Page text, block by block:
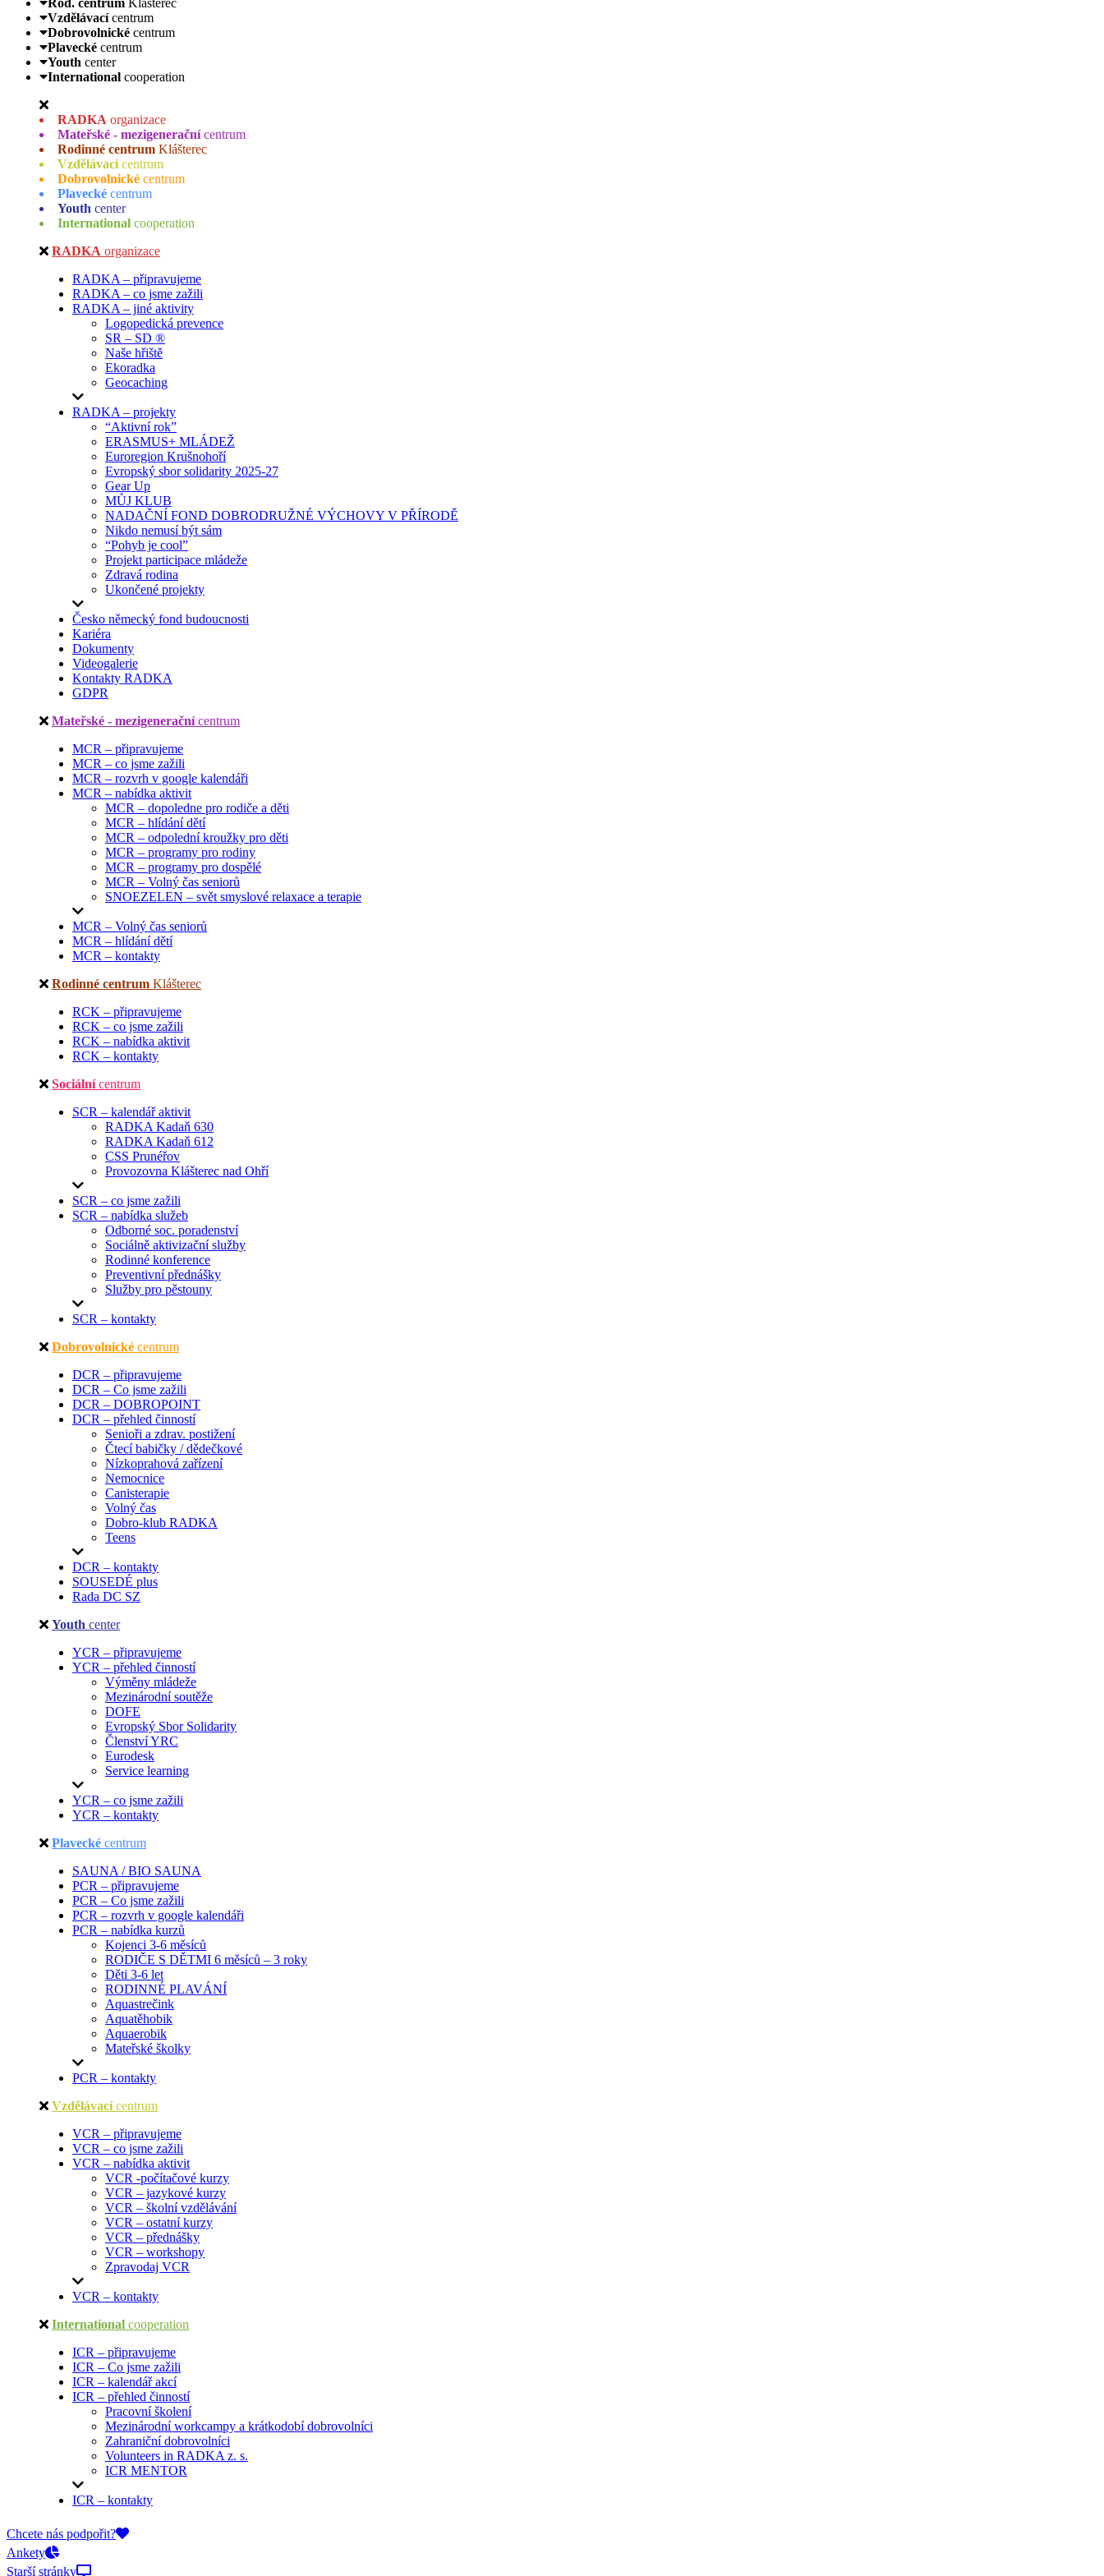
Vzdělávací centrum
Dobrovolnické centrum
Plavecké centrum
Youth center
International cooperation
RADKA organizace
Mateřské - mezigenerační centrum
Rodinné centrum Klášterec
Vzdělávací centrum
Dobrovolnické centrum
Plavecké centrum
Youth center
International cooperation
RADKA organizace
RADKA – připravujeme
RADKA – co jsme zažili
RADKA – jiné aktivity
Logopedická prevence
SR – SD ®
Naše hřiště
Ekoradka
Geocaching
RADKA – projekty
“Aktivní rok”
ERASMUS+ MLÁDEŽ
Euroregion Krušnohoří
Evropský sbor solidarity 2025-27
Gear Up
MŮJ KLUB
NADAČNÍ FOND DOBRODRUŽNÉ VÝCHOVY V PŘÍRODĚ
Nikdo nemusí být sám
“Pohyb je cool”
Projekt participace mládeže
Zdravá rodina
Ukončené projekty
Česko německý fond budoucnosti
Kariéra
Dokumenty
Videogalerie
Kontakty RADKA
GDPR
Mateřské - mezigenerační centrum
MCR – připravujeme
MCR – co jsme zažili
MCR – rozvrh v google kalendáři
MCR – nabídka aktivit
MCR – dopoledne pro rodiče a děti
MCR – hlídání dětí
MCR – odpolední kroužky pro děti
MCR – programy pro rodiny
MCR – programy pro dospělé
MCR – Volný čas seniorů
SNOEZELEN – svět smyslové relaxace a terapie
MCR – Volný čas seniorů
MCR – hlídání dětí
MCR – kontakty
Rodinné centrum Klášterec
RCK – připravujeme
RCK – co jsme zažili
RCK – nabídka aktivit
RCK – kontakty
Sociální centrum
SCR – kalendář aktivit
RADKA Kadaň 630
RADKA Kadaň 612
CSS Prunéřov
Provozovna Klášterec nad Ohří
SCR – co jsme zažili
SCR – nabídka služeb
Odborné soc. poradenství
Sociálně aktivizační služby
Rodinné konference
Preventivní přednášky
Služby pro pěstouny
SCR – kontakty
Dobrovolnické centrum
DCR – připravujeme
DCR – Co jsme zažili
DCR – DOBROPOINT
DCR – přehled činností
Senioři a zdrav. postižení
Čtecí babičky / dědečkové
Nízkoprahová zařízení
Nemocnice
Canisterapie
Volný čas
Dobro-klub RADKA
Teens
DCR – kontakty
SOUSEDÉ plus
Rada DC SZ
Youth center
YCR – připravujeme
YCR – přehled činností
Výměny mládeže
Mezinárodní soutěže
DOFE
Evropský Sbor Solidarity
Členství YRC
Eurodesk
Service learning
YCR – co jsme zažili
YCR – kontakty
Plavecké centrum
SAUNA / BIO SAUNA
PCR – připravujeme
PCR – Co jsme zažili
PCR – rozvrh v google kalendáři
PCR – nabídka kurzů
Kojenci 3-6 měsíců
RODIČE S DĚTMI 6 měsíců – 3 roky
Děti 3-6 let
RODINNÉ PLAVÁNÍ
Aquastrečink
Aquatěhobik
Aquaerobik
Mateřské školky
PCR – kontakty
Vzdělávací centrum
VCR – připravujeme
VCR – co jsme zažili
VCR – nabídka aktivit
VCR -počítačové kurzy
VCR – jazykové kurzy
VCR – školní vzdělávání
VCR – ostatní kurzy
VCR – přednášky
VCR – workshopy
Zpravodaj VCR
VCR – kontakty
International cooperation
ICR – připravujeme
ICR – Co jsme zažili
ICR – kalendář akcí
ICR – přehled činností
Pracovní školení
Mezinárodní workcampy a krátkodobí dobrovolníci
Zahraniční dobrovolníci
Volunteers in RADKA z. s.
ICR MENTOR
ICR – kontakty
On-line přihlášky
Chcete nás podpořit?
Ankety
Starší stránky